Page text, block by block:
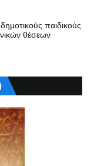
παιδικούς
θέσεων